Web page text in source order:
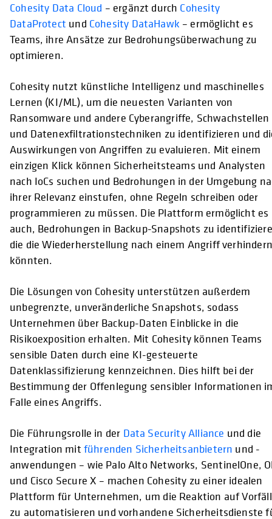
Cohesity Data Cloud – ergänzt durch Cohesity
DataProtect und Cohesity DataHawk – ermöglicht es
Teams, ihre Ansätze zur Bedrohungsüberwachung zu
optimieren.
Cohesity nutzt künstliche Intelligenz und maschinelles
Lernen (KI/ML), um die neuesten Varianten von
Ransomware und andere Cyberangriffe, Schwachstellen
und Datenexfiltrationstechniken zu identifizieren und
Auswirkungen von Angriffen zu evaluieren. Mit einem
einzigen Klick können Sicherheitsteams und Analysten
nach IoCs suchen und Bedrohungen in der Umgebung
ihrer Relevanz einstufen, ohne Regeln schreiben oder
programmieren zu müssen. Die Plattform ermöglicht es
auch, Bedrohungen in Backup-Snapshots zu
die die Wiederherstellung nach einem Angriff verhindern
könnten.
Die Lösungen von Cohesity unterstützen außerdem
unbegrenzte, unveränderliche Snapshots, sodass
Unternehmen über Backup-Daten Einblicke in die
Risikoexposition erhalten. Mit Cohesity können Teams
sensible Daten durch eine KI-gesteuerte
Datenklassifizierung kennzeichnen. Dies hilft bei der
Bestimmung der Offenlegung sensibler Informationen
Falle eines Angriffs.
Die Führungsrolle in der Data Security Alliance und die
Integration mit führenden Sicherheitsanbietern und -
anwendungen – wie Palo Alto Networks, SentinelOne,
und Cisco Secure X – machen Cohesity zu einer idealen
Plattform für Unternehmen, um die Reaktion auf
zu automatisieren und vorhandene Sicherheitsdienste